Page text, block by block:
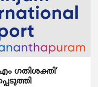
ഗതിശക്തി’